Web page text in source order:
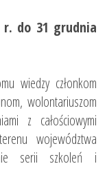
do 31 grudnia
wiedzy członkom
wolontariuszom
z całościowymi
województwa
serii szkoleń i